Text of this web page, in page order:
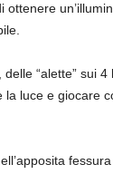
ottenere
“alette” sui
la luce e giocare